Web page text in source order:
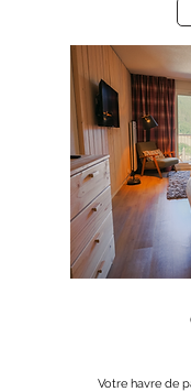
Votre havre de